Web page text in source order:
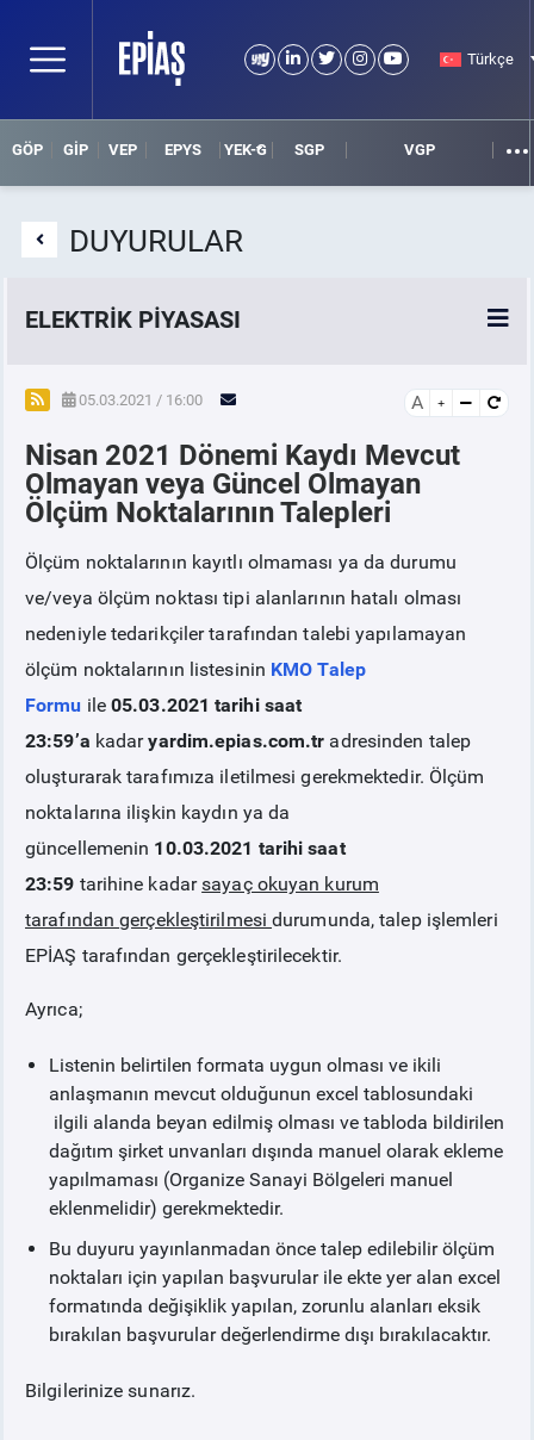
Türkçe
GÖP GİP VEP EPYS YEK-G SGP VGP
DUYURULAR
ELEKTRİK PİYASASI
SPOT ELEKTRİK PİYASALARI
ÖRNEK FİNANS BELGELERİ
VADELİ ELEKTRİK PİYASASI
PİYASAKAYITSÜRECİ
SERBEST TÜKETİCİ
MALİ UZLAŞTIRMA
TEMİNAT
BÜLTENLER
DUYURULAR
BT HİZMET YÖNETİM SİSTEMİ POLİTİKAMIZ
05.03.2021 / 16:00 A
Nisan 2021 Dönemi Kaydı Mevcut
Olmayan veya Güncel Olmayan
Ölçüm Noktalarının Talepleri
Ölçüm noktalarının kayıtlı olmaması ya da durumu
ve/veya ölçüm noktası tipi alanlarının hatalı olması
nedeniyle tedarikçiler tarafından talebi yapılamayan
ölçüm noktalarının listesinin KMO Talep
Formu ile 05.03.2021 tarihi saat
23:59’a kadaryardim.epias.com.tr adresinden talep
oluşturarak tarafımıza iletilmesi gerekmektedir. Ölçüm
noktalarına ilişkin kaydın ya da
güncellemenin 10.03.2021 tarihi saat
23:59 tarihine kadarsayaç okuyan kurum
tarafındangerçekleştirilmesidurumunda, talep işlemleri
EPİAŞ tarafından gerçekleştirilecektir.
Ayrıca;
Listenin belirtilen formata uygun olması ve ikili
anlaşmanın mevcut olduğunun excel tablosundaki
ilgili alanda beyan edilmiş olması ve tabloda bildirilen
dağıtım şirket unvanları dışında manuel olarak ekleme
yapılmaması (Organize Sanayi Bölgeleri manuel
eklenmelidir) gerekmektedir.
Bu duyuru yayınlanmadan önce talep edilebilir ölçüm
noktaları için yapılan başvurular ile ekte yer alan excel
formatında değişiklik yapılan, zorunlu alanları eksik
bırakılan başvurular değerlendirme dışı bırakılacaktır.
Bilgilerinize sunarız.